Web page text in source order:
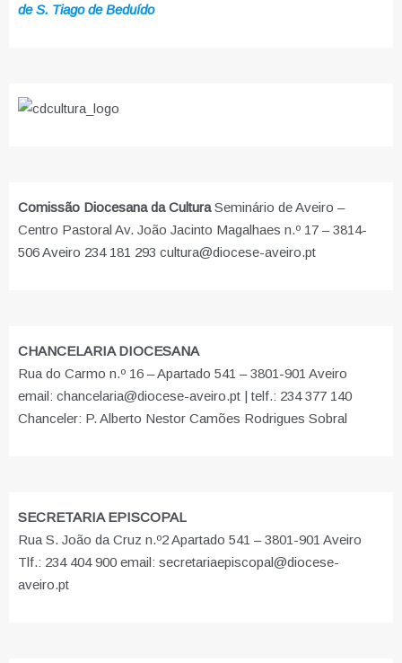
de S. Tiago de Beduído
Comissão Diocesana da CulturaSeminário de Aveiro –
Centro Pastoral Av. João Jacinto Magalhaes n.º 17 – 3814-
506 Aveiro 234 181 293 cultura@diocese-aveiro.pt
CHANCELARIA DIOCESANA
Rua do Carmo n.º 16 – Apartado 541 – 3801-901 Aveiro
email: chancelaria@diocese-aveiro.pt | telf.: 234 377 140
Chanceler: P. Alberto Nestor Camões Rodrigues Sobral
SECRETARIA EPISCOPAL
Rua S. João da Cruz n.º2 Apartado 541 – 3801-901 Aveiro
Tlf.: 234 404 900 email: secretariaepiscopal@diocese-
aveiro.pt